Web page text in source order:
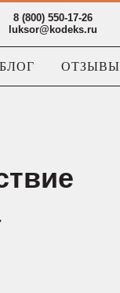
8 (800) 550-17-26
luksor@kodeks.ru
БЛОГ ОТЗЫВЫ